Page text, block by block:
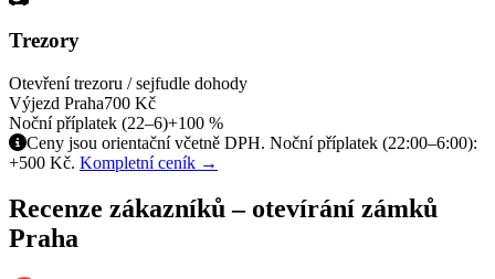
Trezory
Otevření trezoru / sejfudle dohody
Výjezd Praha700 Kč
Noční příplatek (22–6)+100 %
Ceny jsou orientační včetně DPH. Noční příplatek (22:00–6:00):
+500 Kč. Kompletní ceník →
Recenze zákazníků – otevírání zámků
Praha